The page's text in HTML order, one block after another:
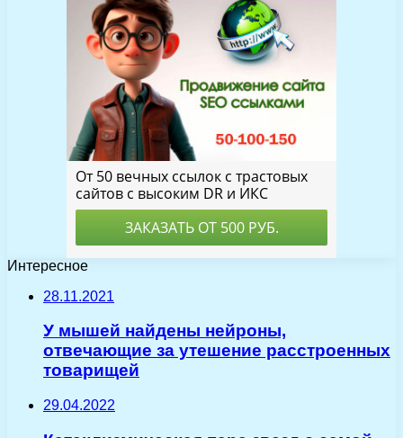
Интересное
28.11.2021
У мышей найдены нейроны,
отвечающие за утешение расстроенных
товарищей
29.04.2022